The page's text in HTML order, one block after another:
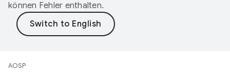
können Fehler enthalten.
AOSP